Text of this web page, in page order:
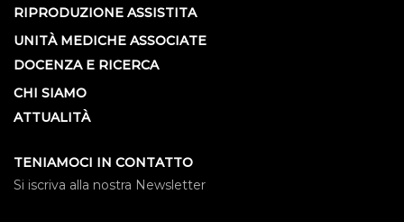
RIPRODUZIONE ASSISTITA
UNITÀ MEDICHE ASSOCIATE
DOCENZA E RICERCA
CHI SIAMO
ATTUALITÀ
TENIAMOCI IN CONTATTO
Si iscriva alla nostra Newsletter